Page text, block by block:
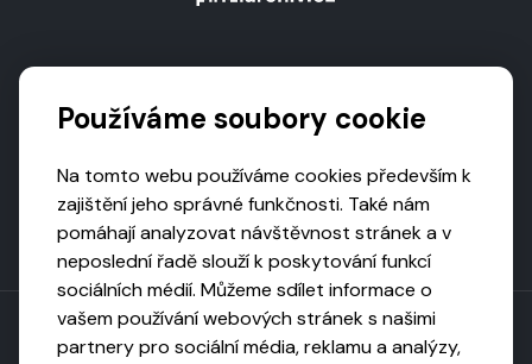
Používáme soubory cookie
Na tomto webu používáme cookies především k
zajištění jeho správné funkčnosti. Také nám
pomáhají analyzovat návštěvnost stránek a v
neposlední řadě slouží k poskytování funkcí
sociálních médií. Můžeme sdílet informace o
vašem používání webových stránek s našimi
partnery pro sociální média, reklamu a analýzy,